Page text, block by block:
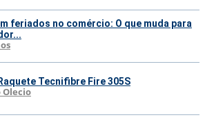
feriados no comércio: O que muda para
Tecnifibre Fire 305S
Olecio